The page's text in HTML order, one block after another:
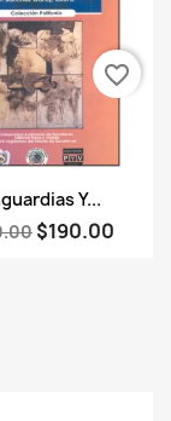
rápida
Y...
$190.00
favorite_border